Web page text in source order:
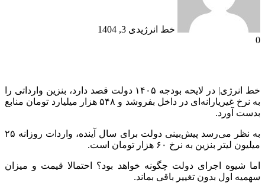
خط انرژیدی 3, 1404
0
خط انرژی| در لایحه بودجه ۱۴۰۵ دولت قصد دارد، بنزین وارداتی را
به نرخ غیریارانه‌ای در داخل بفروشد و ۵۴۸ هزار میلیارد تومان منابع
بدست آورد.
به نظر می‌رسد پیش‌بینی دولت برای سال آینده، واردات روزانه ۲۵
میلیون لیتر بنزین به نرخ ۶۰ هزار تومان است.
اما شیوه اجرای دولت چگونه خواهد بود؟ احتمالا قیمت و میزان
سهمیه اول بدون تغییر باقی بماند.